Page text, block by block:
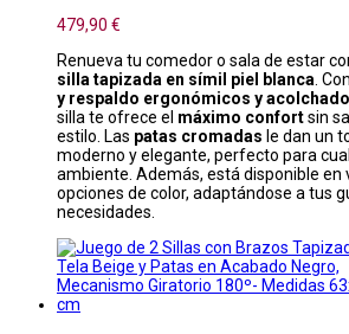
479,90 €
Renueva tu comedor o sala de estar
silla tapizada en símil piel blanca . Con
y respaldo ergonómicos y
silla te ofrece el máximo confortsin
estilo. Las patas cromadas le dan un
moderno y elegante, perfecto para
ambiente. Además, está disponible en
opciones de color, adaptándose a tus
necesidades.